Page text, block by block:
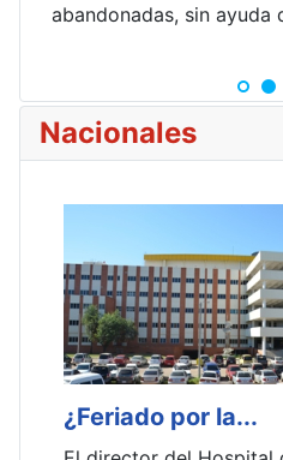
del Estado. ...
Nacionales
¿Feriado por la...